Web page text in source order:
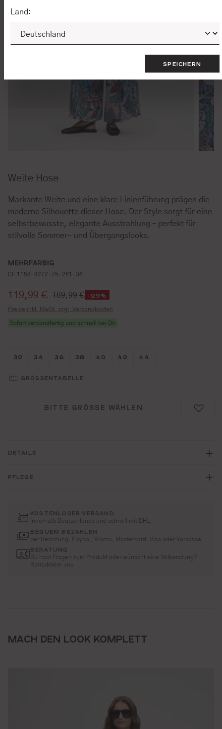
Weite Hose
Markante Weite und eine klare Linienführung prägen die
moderne Silhouette dieser Hose. Der Style sorgt für eine
selbstbewusste, elegante Ausstrahlung – perfekt für
stilvolle Sommer- und Übergangslooks.
MEHRFARBIG
CI-1158-8272-75-261-36
Verkaufspreis:
119,99 € 169,99 € -29%
Preise inkl. MwSt. zzgl. Versandkosten
Sofort versandfertig und schnell bei Dir
Größe wählen
32 Größe wählen
34 Größe wählen
36 Größe wählen
38 Größe wählen
40 Größe wählen
42 Größe wählen
44
GRÖSSENTABELLE
BITTE GRÖSSE WÄHLEN
DETAILS
PFLEGE
KOSTENLOSER VERSAND
innerhalb Deutschlands und schnell mit DHL
BEQUEM BEZAHLEN
per Rechnung, Paypal, Klarna, Mastercard, Visa oder Vorkasse
BERATUNG
Du hast Fragen zum Produkt oder wünscht eine Stilberatung?
Kontaktiere uns
MACH DEN LOOK KOMPLETT
Land:
SPEICHERN